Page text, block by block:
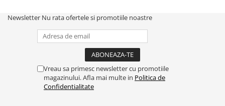
Newsletter Nu rata ofertele si promotiile noastre
Vreau sa primesc newsletter cu promotiile
magazinului. Afla mai multe in Politica de
Confidentialitate